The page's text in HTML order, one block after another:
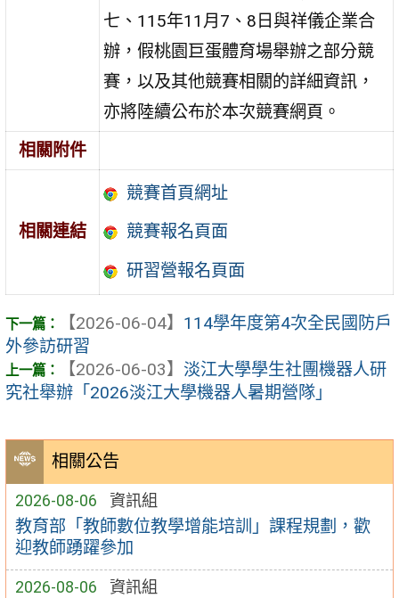
相關公告
2026-08-06 資訊組
教育部「教師數位教學增能培訓」課程規劃，歡
迎教師踴躍參加
2026-08-06 資訊組
七、115年11月7、8日與祥儀企業合
辦，假桃園巨蛋體育場舉辦之部分競
賽，以及其他競賽相關的詳細資訊，
亦將陸續公布於本次競賽網頁。
相關附件
相關連結
競賽首頁網址
競賽報名頁面
研習營報名頁面
【2026-06-04】 114學年度第4次全民國防戶
外參訪研習
【2026-06-03】 淡江大學學生社團機器人研
究社舉辦「2026淡江大學機器人暑期營隊」